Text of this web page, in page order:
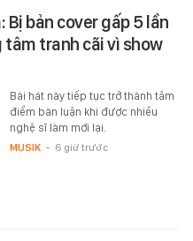
Bị bản cover gấp 5 lần
tranh cãi vì show
Bài hát này tiếp tục trở thành tâm
điểm bàn luận khi được nhiều
nghệ sĩ làm mới lại.
MUSIK - 6 giờ trước